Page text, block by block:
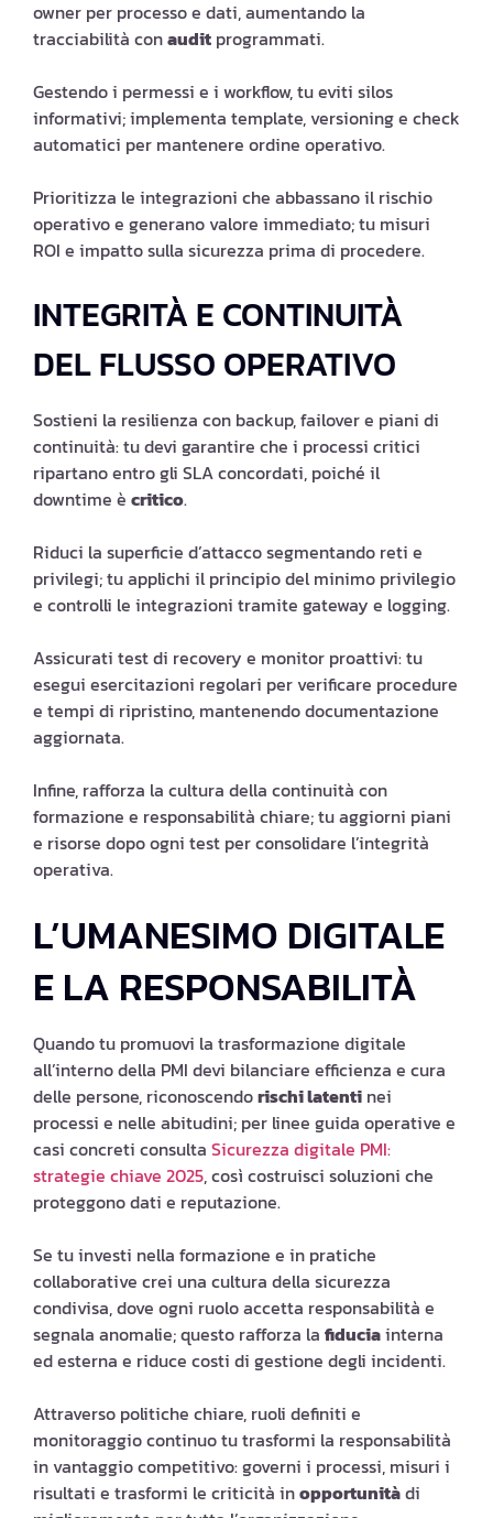
owner per processo e dati, aumentando la
tracciabilità conaudit programmati.
Gestendo i permessi e i workflow, tu eviti silos
informativi; implementa template, versioning e check
automatici per mantenere ordine operativo.
Prioritizza le integrazioni che abbassano il rischio
operativo e generano valore immediato; tu misuri
ROI e impatto sulla sicurezza prima di procedere.
INTEGRITÀ E CONTINUITÀ
DEL FLUSSO OPERATIVO
Sostieni la resilienza con backup, failover e piani di
continuità: tu devi garantire che i processi critici
ripartano entro gli SLA concordati, poiché il
downtime è critico.
Riduci la superficie d’attacco segmentando reti e
privilegi; tu applichi il principio del minimo privilegio
e controlli le integrazioni tramite gateway e logging.
Assicurati test di recovery e monitor proattivi: tu
esegui esercitazioni regolari per verificare procedure
e tempi di ripristino, mantenendo documentazione
aggiornata.
Infine, rafforza la cultura della continuità con
formazione e responsabilità chiare; tu aggiorni piani
e risorse dopo ogni test per consolidare l’integrità
operativa.
L’UMANESIMO DIGITALE
E LA RESPONSABILITÀ
Quando tu promuovi la trasformazione digitale
all’interno della PMI devi bilanciare efficienza e cura
delle persone, riconoscendorischi latenti nei
processi e nelle abitudini; per linee guida operative e
casi concreti consulta Sicurezza digitale PMI:
strategie chiave 2025, così costruisci soluzioni che
proteggono dati e reputazione.
Se tu investi nella formazione e in pratiche
collaborative crei una cultura della sicurezza
condivisa, dove ogni ruolo accetta responsabilità e
segnala anomalie; questo rafforza la fiduciainterna
ed esterna e riduce costi di gestione degli incidenti.
Attraverso politiche chiare, ruoli definiti e
monitoraggio continuo tu trasformi la responsabilità
in vantaggio competitivo: governi i processi, misuri i
risultati e trasformi le criticità inopportunitàdi